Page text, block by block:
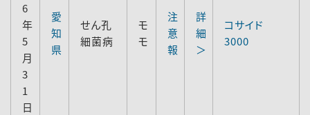
6
年
5
月
3
1
日
愛
知
県
せん孔
細菌病
モ
モ
注
意
報
詳
細
＞
コサイド
3000